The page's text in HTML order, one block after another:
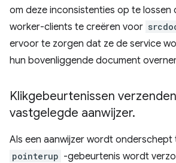
om deze inconsistenties op te lossen
worker-clients te creëren voor
ervoor te zorgen dat ze de service
hun bovenliggende document
Klikgebeurtenissen
vastgelegde aanwijzer.
Als een aanwijzer wordt onderschept
pointerup -gebeurtenis wordt